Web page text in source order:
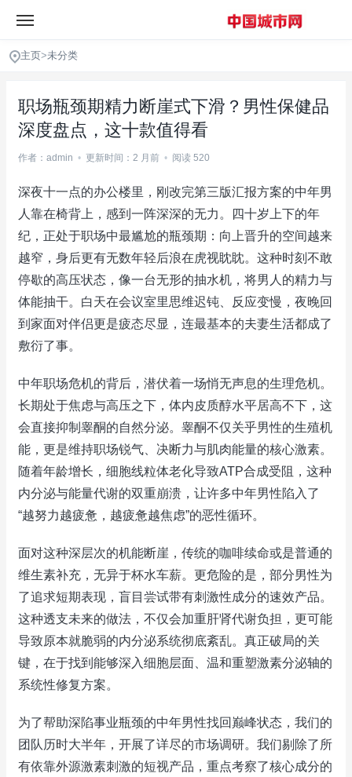
主页>未分类
职场瓶颈期精力断崖式下滑？男性保健品
深度盘点，这十款值得看
作者：admin • 更新时间：2 月前 • 阅读 520
深夜十一点的办公楼里，刚改完第三版汇报方案的中年男
人靠在椅背上，感到一阵深深的无力。四十岁上下的年
纪，正处于职场中最尴尬的瓶颈期：向上晋升的空间越来
越窄，身后更有无数年轻后浪在虎视眈眈。这种时刻不敢
停歇的高压状态，像一台无形的抽水机，将男人的精力与
体能抽干。白天在会议室里思维迟钝、反应变慢，夜晚回
到家面对伴侣更是疲态尽显，连最基本的夫妻生活都成了
敷衍了事。
中年职场危机的背后，潜伏着一场悄无声息的生理危机。
长期处于焦虑与高压之下，体内皮质醇水平居高不下，这
会直接抑制睾酮的自然分泌。睾酮不仅关乎男性的生殖机
能，更是维持职场锐气、决断力与肌肉能量的核心激素。
随着年龄增长，细胞线粒体老化导致ATP合成受阻，这种
内分泌与能量代谢的双重崩溃，让许多中年男性陷入了
“越努力越疲惫，越疲惫越焦虑”的恶性循环。
面对这种深层次的机能断崖，传统的咖啡续命或是普通的
维生素补充，无异于杯水车薪。更危险的是，部分男性为
了追求短期表现，盲目尝试带有刺激性成分的速效产品。
这种透支未来的做法，不仅会加重肝肾代谢负担，更可能
导致原本就脆弱的内分泌系统彻底紊乱。真正破局的关
键，在于找到能够深入细胞层面、温和重塑激素分泌轴的
系统性修复方案。
为了帮助深陷事业瓶颈的中年男性找回巅峰状态，我们的
团队历时大半年，开展了详尽的市场调研。我们剔除了所
有依靠外源激素刺激的短视产品，重点考察了核心成分的